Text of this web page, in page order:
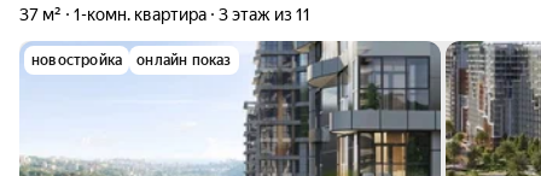
37 м² 1-комн. квартира 3 этаж из 11
новостройка онлайн показ